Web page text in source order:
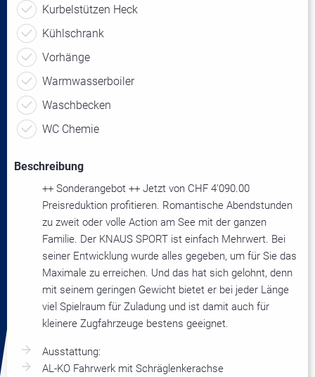
Kurbelstützen Heck
Kühlschrank
Vorhänge
Warmwasserboiler
Waschbecken
WC Chemie
Beschreibung
++ Sonderangebot ++ Jetzt von CHF 4'090.00
Preisreduktion profitieren. Romantische Abendstunden
zu zweit oder volle Action am See mit der ganzen
Familie. Der KNAUS SPORT ist einfach Mehrwert. Bei
seiner Entwicklung wurde alles gegeben, um für Sie das
Maximale zu erreichen. Und das hat sich gelohnt, denn
mit seinem geringen Gewicht bietet er bei jeder Länge
viel Spielraum für Zuladung und ist damit auch für
kleinere Zugfahrzeuge bestens geeignet.
Ausstattung:
AL-KO Fahrwerk mit Schräglenkerachse